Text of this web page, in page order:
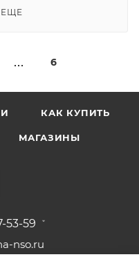
ЕЩЕ
6
КАК КУПИТЬ
МАГАЗИНЫ
53-59
nso.ru